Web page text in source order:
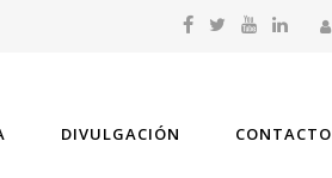
DIVULGACIÓN CONTACTO